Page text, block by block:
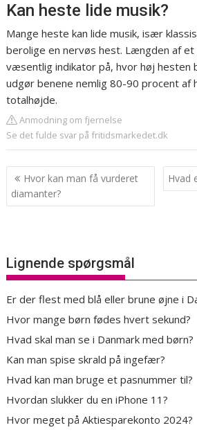
Kan heste lide musik?
Mange heste kan lide musik, især
berolige en nervøs hest. Længden af
væsentlig indikator på, hvor høj hesten
udgør benene nemlig 80-90 procent af
totalhøjde.
Anmodning om fjernelse
Se det fulde svar på fritidsmarkedet.dk
Indlægsnavigation
Hvor kan man få vurderet
diamanter?
Hvad
Lignende spørgsmål
Er der flest med blå eller brune øjne i
Hvor mange børn fødes hvert sekund?
Hvad skal man se i Danmark med børn?
Kan man spise skrald på ingefær?
Hvad kan man bruge et pasnummer til?
Hvordan slukker du en iPhone 11?
Hvor meget på Aktiesparekonto 2024?